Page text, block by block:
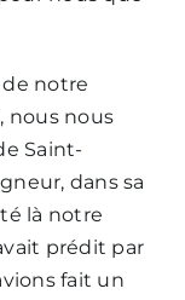
de notre
nous nous
Saint-
dans sa
là notre
prédit par
fait un